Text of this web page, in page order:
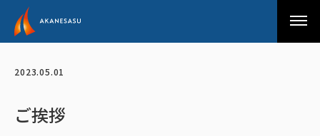
アカネサス
2023.05.01
ご挨拶